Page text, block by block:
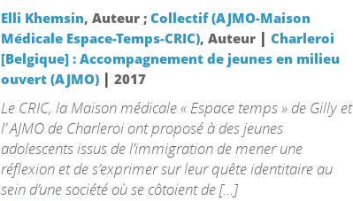
Elli Khemsin, Auteur ; Collectif (AJMO-Maison
Médicale Espace-Temps-CRIC), Auteur | Charleroi
[Belgique] : Accompagnement de jeunes en milieu
ouvert (AJMO)| 2017
Le CRIC, la Maison médicale « Espace temps » de Gilly et
l’ AJMO de Charleroi ont proposé à des jeunes
adolescents issus de l’immigration de mener une
réflexion et de s’exprimer sur leur quête identitaire au
sein d’une société où se côtoient de [...]